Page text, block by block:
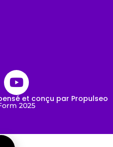
et conçu par Propulseo
2025